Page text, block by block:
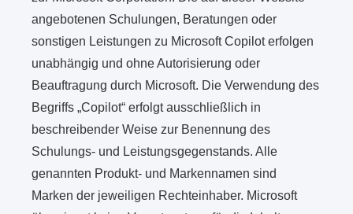
angebotenen Schulungen, Beratungen oder
sonstigen Leistungen zu Microsoft Copilot erfolgen
unabhängig und ohne Autorisierung oder
Beauftragung durch Microsoft. Die Verwendung des
Begriffs „Copilot“ erfolgt ausschließlich in
beschreibender Weise zur Benennung des
Schulungs- und Leistungsgegenstands. Alle
genannten Produkt- und Markennamen sind
Marken der jeweiligen Rechteinhaber. Microsoft